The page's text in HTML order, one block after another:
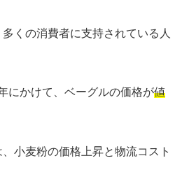
くの消費者に支持されている人
にかけて、ベーグルの価格が値
小麦粉の価格上昇と物流コスト